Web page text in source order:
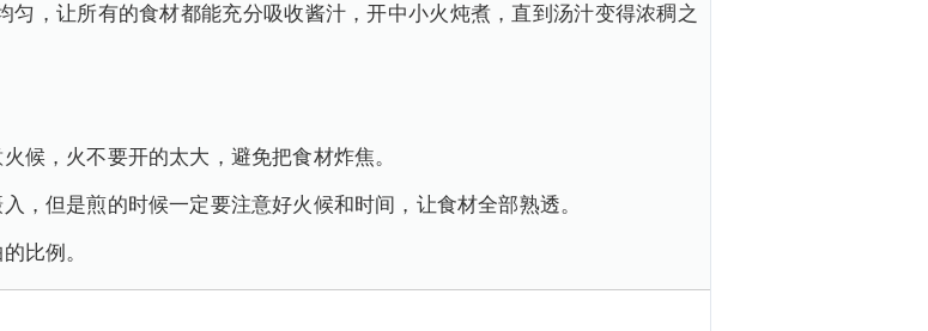
，让所有的食材都能充分吸收酱汁，开中小火炖煮，直到汤汁变得浓稠之
候，火不要开的太大，避免把食材炸焦。
，但是煎的时候一定要注意好火候和时间，让食材全部熟透。
比例。